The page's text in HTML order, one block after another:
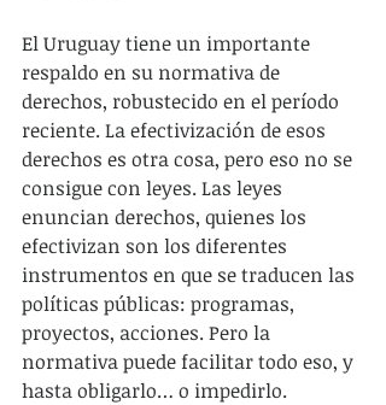
El Uruguay tiene un importante
respaldo en su normativa de
derechos, robustecido en el período
reciente. La efectivización de esos
derechos es otra cosa, pero eso no se
consigue con leyes. Las leyes
enuncian derechos, quienes los
efectivizan son los diferentes
instrumentos en que se traducen las
políticas públicas: programas,
proyectos, acciones. Pero la
normativa puede facilitar todo eso, y
hasta obligarlo… o impedirlo.